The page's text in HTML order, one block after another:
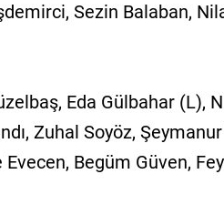
Sezin Balaban,
Eda Gülbahar (L),
Zuhal Soyöz, Şeymanur
Begüm Güven,